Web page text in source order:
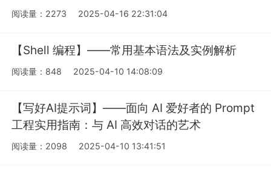
阅读量：2273 2025-04-16 22:31:04
【Shell 编程】——常用基本语法及实例解析
阅读量：848 2025-04-10 14:08:09
【写好AI提示词】——面向 AI 爱好者的 Prompt
工程实用指南：与 AI 高效对话的艺术
阅读量：2098 2025-04-10 13:41:51